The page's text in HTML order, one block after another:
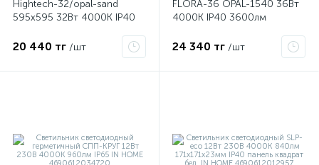
Hightech-32/opal-sand
595х595 32Вт 4000К IP40
ЦБ000013907
20 440 тг /шт
FLORA-36 OPAL-1540 36Вт
4000К IP40 3600лм
CSVT ЦБ000012174
24 340 тг /шт